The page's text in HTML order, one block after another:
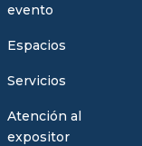
evento
Espacios
Servicios
Atención al
expositor